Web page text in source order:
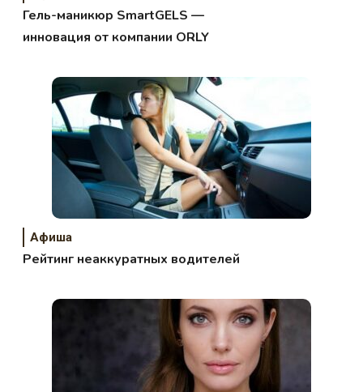
Гель-маникюр SmartGELS —
инновация от компании ORLY
Афиша
Рейтинг неаккуратных водителей